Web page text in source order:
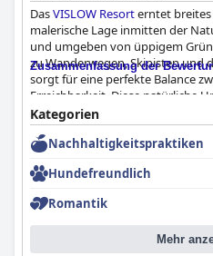
DasVISLOW Resorterntet
malerische Lage inmitten der
und umgeben von üppigem
zu Wanderwegen, Skipisten und
sorgt für eine perfekte Balance
Erreichbarkeit. Diese natürliche
Atmosphäre, wobei viele
Blick auf Wälder und Wasserfälle
einem idealen Rückzugsort für
Gäste schwärmen vom Frühstück
dessen außergewöhnliche
hervorragenden Geschmack.
Palette an frischen und
Zusammenfassung der
Kategorien
Nachhaltigkeitspraktiken
Hundefreundlich
Romantik
Mehr